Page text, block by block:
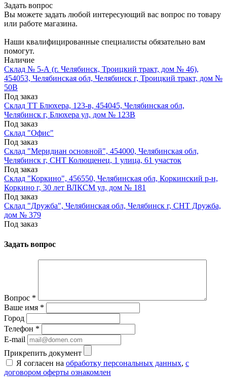
Задать вопрос
Вы можете задать любой интересующий вас вопрос по товару
или работе магазина.
Наши квалифицированные специалисты обязательно вам
помогут.
Наличие
Склад № 5-А (г. Челябинск, Троицкий тракт, дом № 46),
454053, Челябинская обл, Челябинск г, Троицкий тракт, дом №
50В
Под заказ
Склад ТТ Блюхера, 123-в, 454045, Челябинская обл,
Челябинск г, Блюхера ул, дом № 123В
Под заказ
Склад "Офис"
Под заказ
Склад "Меридиан основной", 454000, Челябинская обл,
Челябинск г, СНТ Колющенец, 1 улица, 61 участок
Под заказ
Склад "Коркино", 456550, Челябинская обл, Коркинский р-н,
Коркино г, 30 лет ВЛКСМ ул, дом № 181
Под заказ
Склад "Дружба", Челябинская обл, Челябинск г, СНТ Дружба,
дом № 379
Под заказ
Задать вопрос
Вопрос *
Ваше имя *
Город
Телефон *
E-mail
Прикрепить документ
Я согласен на обработку персональных данных, с
договором оферты ознакомлен